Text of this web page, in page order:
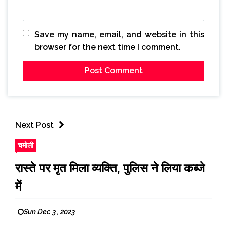
Save my name, email, and website in this
browser for the next time I comment.
Next Post
चमोली
रास्ते पर मृत मिला व्यक्ति, पुलिस ने लिया कब्जे
में
Sun Dec 3 , 2023